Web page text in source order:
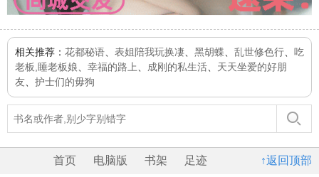
相关推荐： 花都秘语 表姐陪我玩换凄 黑胡蝶 乱世修色行
吃
老板,睡老板娘
幸福的路上 成刚的私生活
天天坐爱的好朋
友
护士们的毋狗
↑返回顶部
首页 电脑版 书架 足迹